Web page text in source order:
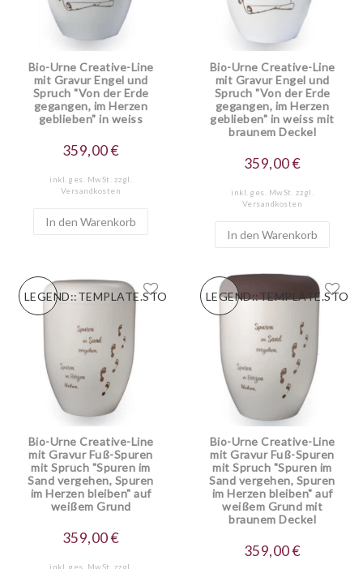
Bio-Urne Creative-Line
mit Gravur Engel und
Spruch "Von der Erde
gegangen, im Herzen
geblieben" in weiss
359,00 €
inkl. ges. MwSt. zzgl.
Versandkosten
In den Warenkorb
Bio-Urne Creative-Line
mit Gravur Engel und
Spruch "Von der Erde
gegangen, im Herzen
geblieben" in weiss mit
braunem Deckel
359,00 €
inkl. ges. MwSt. zzgl.
Versandkosten
In den Warenkorb
LEGEND::TEMPLATE.STORESPECIALNEW
Bio-Urne Creative-Line
mit Gravur Fuß-Spuren
mit Spruch "Spuren im
Sand vergehen, Spuren
im Herzen bleiben" auf
weißem Grund
359,00 €
inkl. ges. MwSt. zzgl.
Bio-Urne Creative-Line
mit Gravur Fuß-Spuren
mit Spruch "Spuren im
Sand vergehen, Spuren
im Herzen bleiben" auf
weißem Grund mit
braunem Deckel
359,00 €